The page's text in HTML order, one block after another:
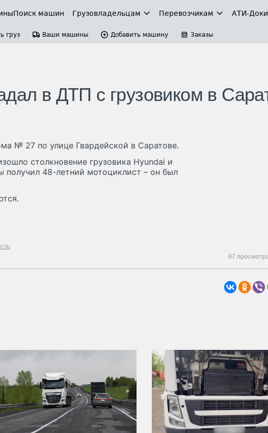
Поиск машин Грузовладельцам Перевозчикам АТИ-Доки
груз Ваши машины Добавить машину Заказы
в ДТП с грузовиком в
№ 27 по улице Гвардейской в Саратове.
столкновение грузовика Hyundai и
получил 48-летний мотоциклист – он был
67